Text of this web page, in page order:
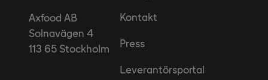
Axfood AB
Solnavägen 4
113 65 Stockholm
Kontakt
Press
Leverantörsportal